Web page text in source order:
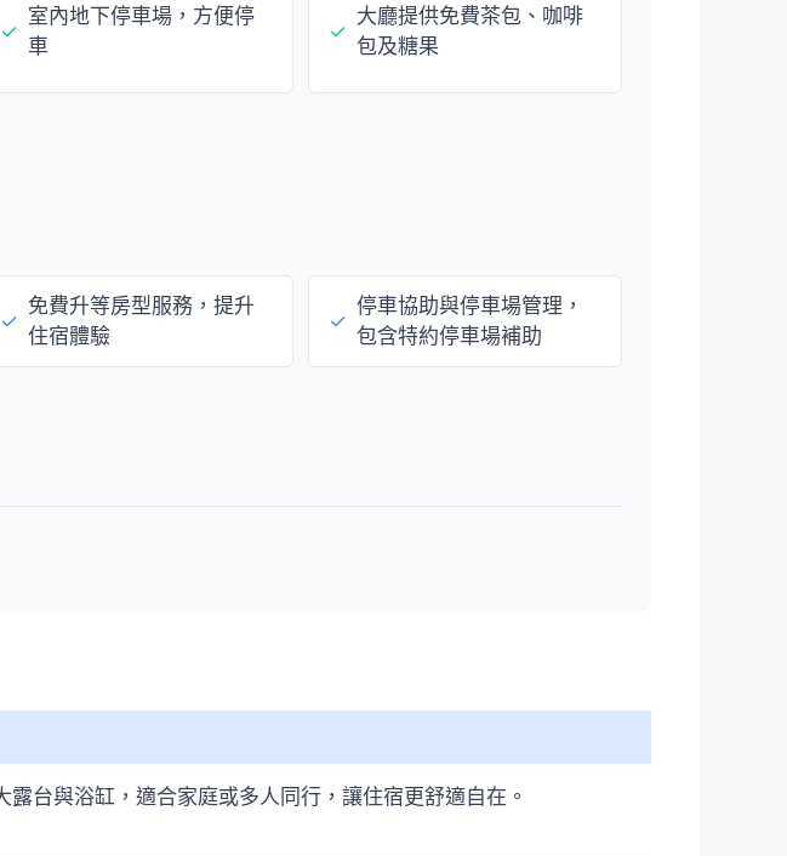
✓
室內地下停車場，方便停
車
✓
大廳提供免費茶包、咖啡
包及糖果
✓
免費升等房型服務，提升
住宿體驗
✓
停車協助與停車場管理，
包含特約停車場補助
台與浴缸，適合家庭或多人同行，讓住宿更舒適自在。